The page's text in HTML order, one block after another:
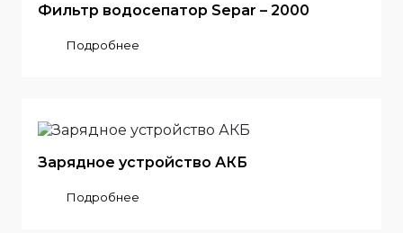
Фильтр водосепатор Separ – 2000
Подробнее
Зарядное устройство АКБ
Подробнее